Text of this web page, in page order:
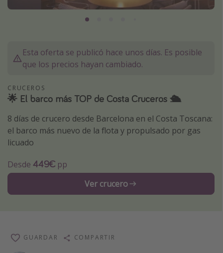
Marruecos
Tailandia
Albania
Inspiración para viajes
Camping
Viajes en tren
Viajar sola como mujer
Vacaciones de Playa
Esta oferta se publicó hace unos días. Es posible
que los precios hayan cambiado.
CRUCEROS
🌟 El barco más TOP de Costa Cruceros 🛳️
8 días de crucero desde Barcelona en el Costa Toscana:
el barco más nuevo de la flota y propulsado por gas
licuado
Desde 449€ pp
Ver crucero
GUARDAR COMPARTIR